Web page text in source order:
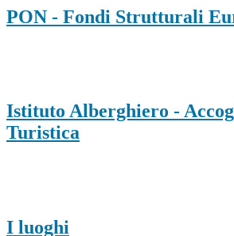
PON - Fondi Strutturali
Istituto Alberghiero -
Turistica
I luoghi